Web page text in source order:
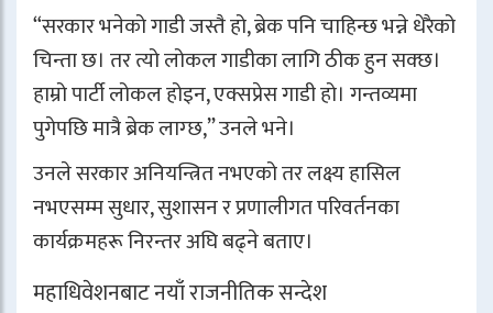
“सरकार भनेको गाडी जस्तै हो, ब्रेक पनि चाहिन्छ भन्ने धेरैको
चिन्ता छ। तर त्यो लोकल गाडीका लागि ठीक हुन सक्छ।
हाम्रो पार्टी लोकल होइन, एक्सप्रेस गाडी हो। गन्तव्यमा
पुगेपछि मात्रै ब्रेक लाग्छ,” उनले भने।
उनले सरकार अनियन्त्रित नभएको तर लक्ष्य हासिल
नभएसम्म सुधार, सुशासन र प्रणालीगत परिवर्तनका
कार्यक्रमहरू निरन्तर अघि बढ्ने बताए।
महाधिवेशनबाट नयाँ राजनीतिक सन्देश